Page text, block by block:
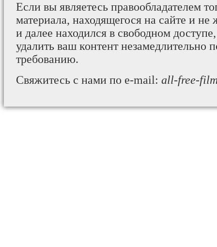
Если вы являетесь правообладателем
материала, находящегося на сайте и не
и далее находился в свободном
удалить ваш контент незамедлительно
требованию.
Свяжитесь с нами по e-mail: all-free-